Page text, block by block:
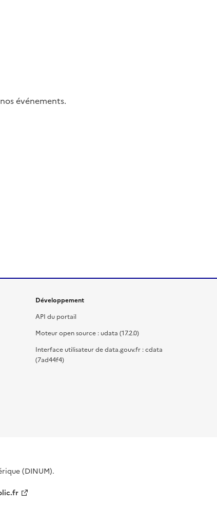
événements.
Développement
API du portail
Moteur open source : udata (17.2.0)
Interface utilisateur de data.gouv.fr : cdata
(7ad44f4)
(DINUM).